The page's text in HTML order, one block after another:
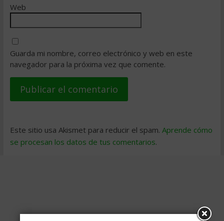
Web
Guarda mi nombre, correo electrónico y web en este
navegador para la próxima vez que comente.
Este sitio usa Akismet para reducir el spam. Aprende cómo
se procesan los datos de tus comentarios.